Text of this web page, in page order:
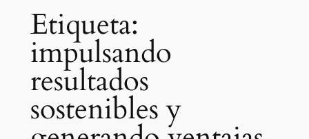
Etiqueta:
impulsando
resultados
sostenibles y